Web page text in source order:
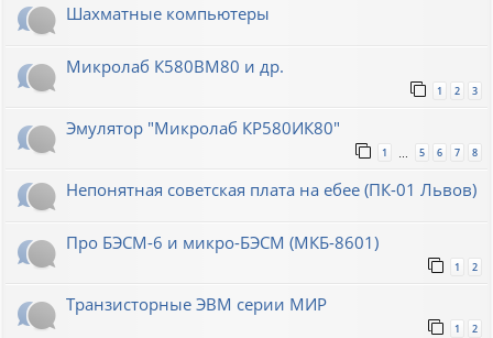
Шахматные компьютеры
Микролаб К580ВМ80 и др.
1 2 3
Эмулятор "Микролаб КР580ИК80"
1 … 5 6 7 8
Непонятная советская плата на ебее (ПК-01 Львов)
Про БЭСМ-6 и микро-БЭСМ (МКБ-8601)
1 2
Транзисторные ЭВМ серии МИР
1 2